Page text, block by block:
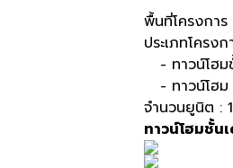
พื้นที่โครงการ
ประเภทโครง
- ทาวน์โฮม
- ทาวน์โฮม
จำนวนยูนิต :
ทาวน์โฮมชั้น